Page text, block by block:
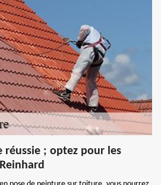
; optez pour les